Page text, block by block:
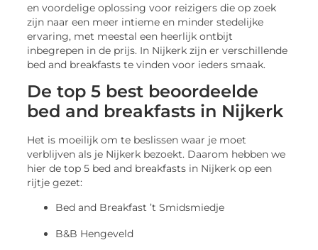
en voordelige oplossing voor reizigers die op zoek
zijn naar een meer intieme en minder stedelijke
ervaring, met meestal een heerlijk ontbijt
inbegrepen in de prijs. In Nijkerk zijn er verschillende
bed and breakfasts te vinden voor ieders smaak.
De top 5 best beoordeelde
bed and breakfasts in Nijkerk
Het is moeilijk om te beslissen waar je moet
verblijven als je Nijkerk bezoekt. Daarom hebben we
hier de top 5 bed and breakfasts in Nijkerk op een
rijtje gezet:
Bed and Breakfast ’t Smidsmiedje
B&B Hengeveld